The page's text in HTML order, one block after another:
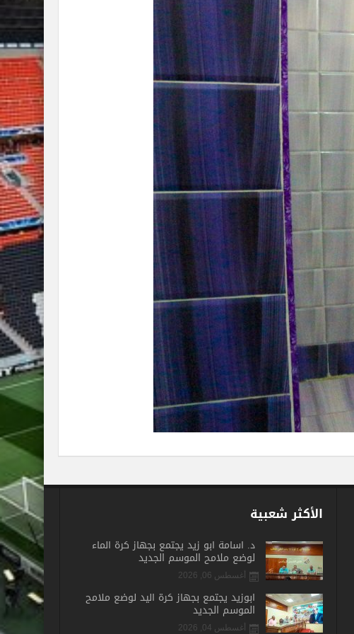
الأكثر شعبية
د. أسامة أبو زيد يجتمع بجهاز كرة الماء
لوضع ملامح الموسم الجديد
أغسطس 06, 2026
أبوزيد يجتمع بجهاز كرة اليد لوضع ملامح
الموسم الجديد
أغسطس 04, 2026